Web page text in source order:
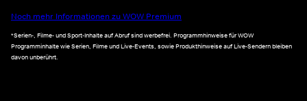
Noch mehr Informationen zu WOW Premium
*Serien-, Filme- und Sport-Inhalte auf Abruf sind werbefrei. Programmhinweise für WOW
Programminhalte wie Serien, Filme und Live-Events, sowie Produkthinweise auf Live-Sendern bleiben
davon unberührt.